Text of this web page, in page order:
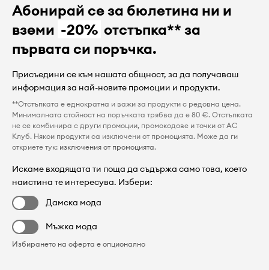
Абонирай се за бюлетина ни и
вземи -20% отстъпка** за
първата си поръчка.
Присъедини се към нашата общност, за да получаваш
информация за най-новите промоции и продукти.
**Отстъпката е еднократна и важи за продукти с редовна цена.
Минималната стойност на поръчката трябва да е 80 €. Отстъпката
не се комбинира с други промоции, промокодове и точки от AC
Клуб. Някои продукти са изключени от промоцията. Може да ги
откриете тук: изключения от промоцията.
Искаме входящата ти поща да съдържа само това, което
наистина те интересува. Избери:
Дамска мода
Мъжка мода
Избирането на оферта е опционално